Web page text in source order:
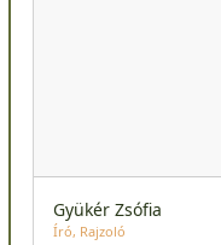
Gyükér Zsófia
Író Rajzoló